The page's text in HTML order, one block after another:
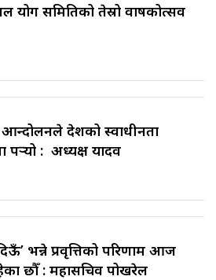
योग समितिको तेस्रो वार्षिकोत्सव
देशको स्वाधीनता
पर्‍यो : अध्यक्ष यादव
भन्ने प्रवृत्तिको परिणाम आज
छौँ : महासचिव पोखरेल